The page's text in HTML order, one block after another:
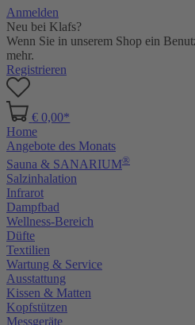
Anmelden
Neu bei Klafs?
Wenn Sie in unserem Shop ein
mehr.
Registrieren
€ 0,00*
Home
Angebote des Monats
Sauna & SANARIUM®
Salzinhalation
Infrarot
Dampfbad
Wellness-Bereich
Düfte
Textilien
Wartung & Service
Ausstattung
Kissen & Matten
Kopfstützen
Messgeräte